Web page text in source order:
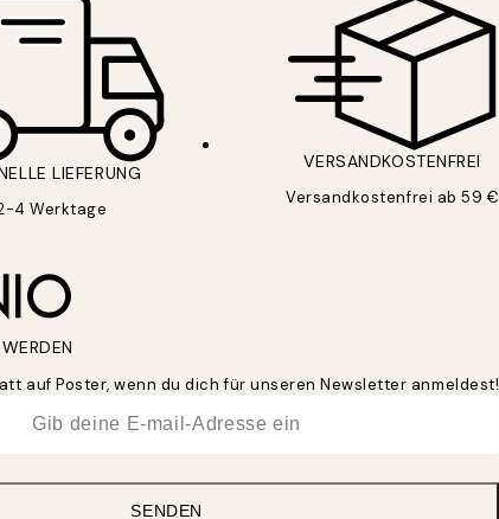
LIEFERUNG
4 Werktage
VERSANDKOSTENFREI
Versandkostenfrei ab 59 €
auf Poster, wenn du dich für unseren Newsletter anmeldest!
SENDEN